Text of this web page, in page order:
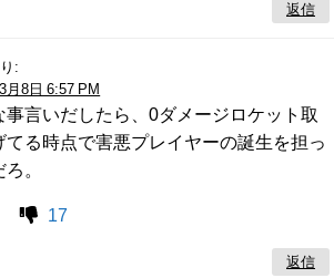
返信
:
月8日 6:57 PM
事言いだしたら、0ダメージロケット取
てる時点で害悪プレイヤーの誕生を担っ
。
17
返信